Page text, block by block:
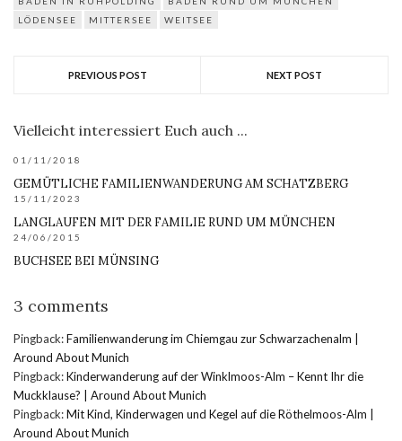
LÖDENSEE
MITTERSEE WEITSEE
PREVIOUS POST NEXT POST
Vielleicht interessiert Euch auch ...
01/11/2018
GEMÜTLICHE FAMILIENWANDERUNG AM SCHATZBERG
15/11/2023
LANGLAUFEN MIT DER FAMILIE RUND UM MÜNCHEN
24/06/2015
BUCHSEE BEI MÜNSING
3 comments
Pingback:Familienwanderung im Chiemgau zur Schwarzachenalm |
Around About Munich
Pingback:Kinderwanderung auf der Winklmoos-Alm – Kennt Ihr die
Muckklause? | Around About Munich
Pingback:Mit Kind, Kinderwagen und Kegel auf die Röthelmoos-Alm |
Around About Munich